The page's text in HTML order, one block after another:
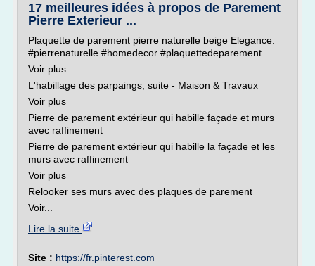
17 meilleures idées à propos de Parement
Pierre Exterieur ...
Plaquette de parement pierre naturelle beige Elegance.
#pierrenaturelle #homedecor #plaquettedeparement
Voir plus
L'habillage des parpaings, suite - Maison & Travaux
Voir plus
Pierre de parement extérieur qui habille façade et murs
avec raffinement
Pierre de parement extérieur qui habille la façade et les
murs avec raffinement
Voir plus
Relooker ses murs avec des plaques de parement
Voir...
Lire la suite
Site : https://fr.pinterest.com